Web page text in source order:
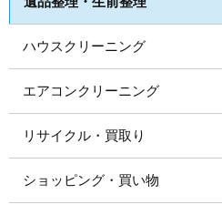
ハウスクリーニング
エアコンクリーニング
リサイクル・買取り
ショッピング・買い物